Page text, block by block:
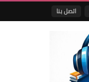
اتصل بنا